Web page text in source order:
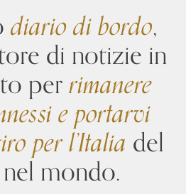
diario di bordo,
di notizie in
perrimanere
e portarvi
per l’Italia del
mondo.